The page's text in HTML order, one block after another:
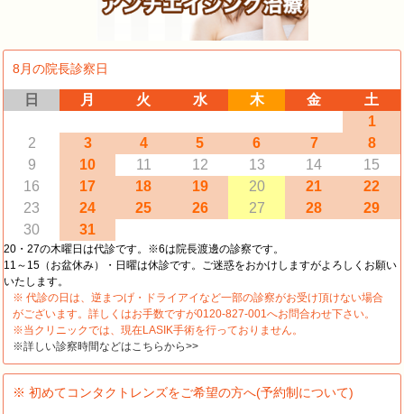
8月の院長診察日
日 月 火 水 木 金
土
1
2
3 4 5 6 7
8
9
10 11 12 13 14
15
16
17 18 19 20 21
22
23
24 25 26 27 28
29
30
31
20・27の木曜日は代診です。※6は院長渡邊の診察です。
11～15（お盆休み）・日曜は休診です。ご迷惑をおかけしますがよろしくお願い
いたします。
※ 代診の日は、逆まつげ・ドライアイなど一部の診察がお受け頂けない場合
がございます。詳しくはお手数ですが0120-827-001へお問合わせ下さい。
※当クリニックでは、現在LASIK手術を行っておりません。
※詳しい診察時間などはこちらから>>
※ 初めてコンタクトレンズをご希望の方へ(予約制について)